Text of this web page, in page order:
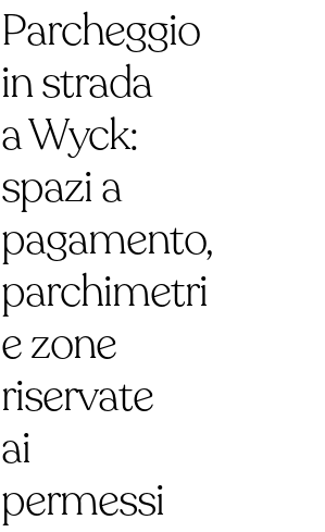
Parcheggio
in strada
a Wyck:
spazi a
pagamento,
parchimetri
e zone
riservate
ai
permessi